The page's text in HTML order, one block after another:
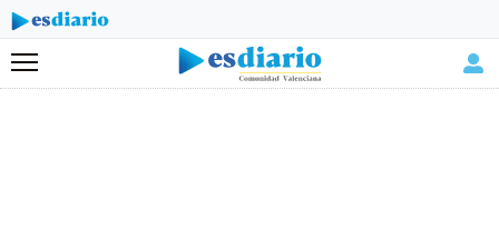
Menú